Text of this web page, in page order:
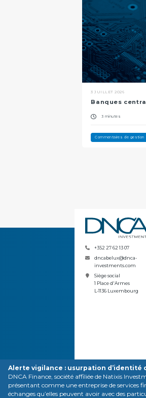
Alerte vigilance : usurpation d’identité
DNCA Finance, société affiliée de Natixis
présentant comme une entreprise de services
échanges qu’elles peuvent avoir avec des
3 JUILLET 2026
Banques
3 minutes
Commentaires de gestion
+352 27 62 13 07
dncabelux@dnca-
investments.com
Siège social
1 Place d'Armes
L-1136 Luxembourg